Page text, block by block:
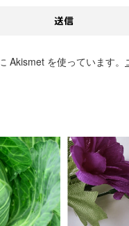
Akismet を使っています。